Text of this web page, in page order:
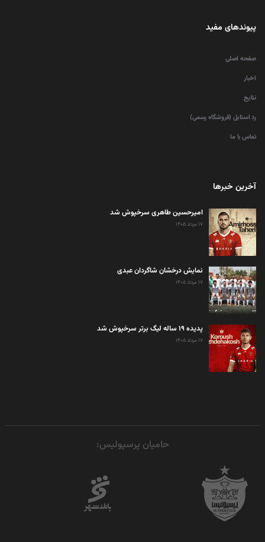
پیوندهای مفید
صفحه اصلی
اخبار
نتایج
رد استایل (فروشگاه رسمی)
تماس با ما
آخرین خبرها
امیرحسین طاهری سرخپوش شد
۱۷ مرداد ۱۴۰۵
نمایش درخشان شاگردان عبدی
۱۷ مرداد ۱۴۰۵
پدیده ۱۹ ساله لیگ برتر سرخپوش شد
۱۷ مرداد ۱۴۰۵
حامیان پرسپولیس: